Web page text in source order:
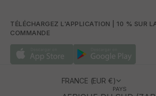
TÉLÉCHARGEZ L'APPLICATION | 10 % SUR
COMMANDE
FRANCE (EUR €)
PAYS